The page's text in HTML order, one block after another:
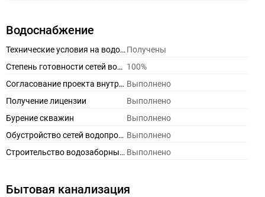
Водоснабжение
Технические условия на водоснабжение Получены
Степень готовности сетей водоснабжения 100%
Согласование проекта внутреннего водоснабжения Выполнено
Получение лицензии
Выполнено
Бурение скважин
Выполнено
Обустройство сетей водопровода Выполнено
Строительство водозаборных узлов Выполнено
Бытовая канализация